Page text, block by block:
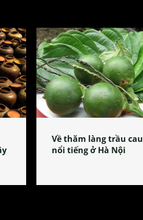
Về thăm làng trầu cau
nổi tiếng ở Hà Nội